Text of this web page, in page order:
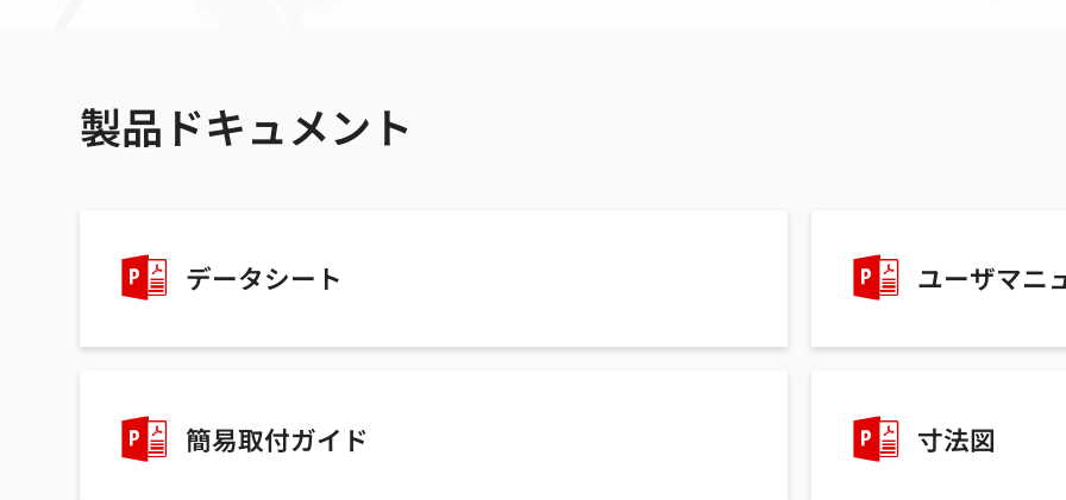
製品ドキュメント
データシート ユーザマニ
簡易取付ガイド 寸法図